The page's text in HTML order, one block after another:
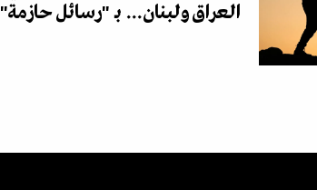
العراق ولبنان... بـ "رسائل حازمة"